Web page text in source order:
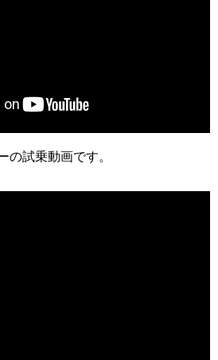
の試乗動画です。